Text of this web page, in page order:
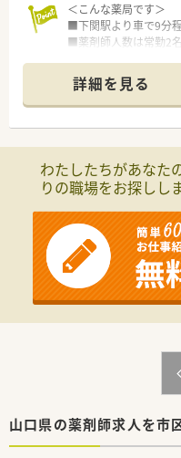
＜こんな薬局です＞
■下関駅より車で9分
■薬剤師人数は常勤2名
＜業務内容＞
■近隣クリニックより
ています。
■処方箋枚数は約
■年次ごとのステップ
OTC、保険制度などテ
す。がん認定専門薬
師のサポートもござい
る事も可能ですので
ます。
＜法人特徴＞
■福岡県北九州市を中
ておりますチェーング
■かかりつけネットワ
とで、お客様・患者様
す。その為、調剤より
詳細を見る
わたしたちがあなた
りの職場をお探しし
山口県の薬剤師求人を市